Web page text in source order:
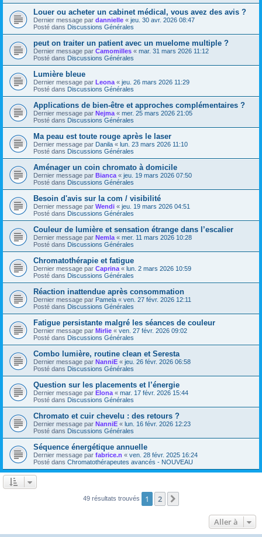
Louer ou acheter un cabinet médical, vous avez des avis ?
Dernier message par dannielle « jeu. 30 avr. 2026 08:47
Posté dans Discussions Générales
peut on traiter un patient avec un muelome multiple ?
Dernier message par Camomilles « mar. 31 mars 2026 11:12
Posté dans Discussions Générales
Lumière bleue
Dernier message par Leona « jeu. 26 mars 2026 11:29
Posté dans Discussions Générales
Applications de bien-être et approches complémentaires ?
Dernier message par Nejma « mer. 25 mars 2026 21:05
Posté dans Discussions Générales
Ma peau est toute rouge après le laser
Dernier message par Danila « lun. 23 mars 2026 11:10
Posté dans Discussions Générales
Aménager un coin chromato à domicile
Dernier message par Bianca « jeu. 19 mars 2026 07:50
Posté dans Discussions Générales
Besoin d'avis sur la com / visibilité
Dernier message par Wendi « jeu. 19 mars 2026 04:51
Posté dans Discussions Générales
Couleur de lumière et sensation étrange dans l’escalier
Dernier message par Nemla « mer. 11 mars 2026 10:28
Posté dans Discussions Générales
Chromatothérapie et fatigue
Dernier message par Caprina « lun. 2 mars 2026 10:59
Posté dans Discussions Générales
Réaction inattendue après consommation
Dernier message par Pamela « ven. 27 févr. 2026 12:11
Posté dans Discussions Générales
Fatigue persistante malgré les séances de couleur
Dernier message par Mirlie « ven. 27 févr. 2026 09:02
Posté dans Discussions Générales
Combo lumière, routine clean et Seresta
Dernier message par NanniE « jeu. 26 févr. 2026 06:58
Posté dans Discussions Générales
Question sur les placements et l’énergie
Dernier message par Elona « mar. 17 févr. 2026 15:44
Posté dans Discussions Générales
Chromato et cuir chevelu : des retours ?
Dernier message par NanniE « lun. 16 févr. 2026 12:23
Posté dans Discussions Générales
Séquence énergétique annuelle
Dernier message par fabrice.n « ven. 28 févr. 2025 16:24
Posté dans Chromatothérapeutes avancés - NOUVEAU
49 résultats trouvés 1 2
Aller à